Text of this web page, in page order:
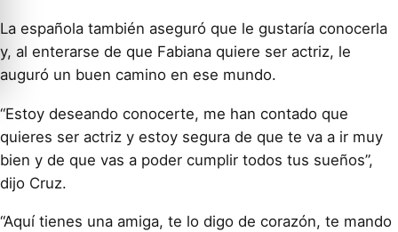
La española también aseguró que le gustaría conocerla
y, al enterarse de que Fabiana quiere ser actriz, le
auguró un buen camino en ese mundo.
“Estoy deseando conocerte, me han contado que
quieres ser actriz y estoy segura de que te va a ir muy
bien y de que vas a poder cumplir todos tus sueños”,
dijo Cruz.
“Aquí tienes una amiga, te lo digo de corazón, te mando